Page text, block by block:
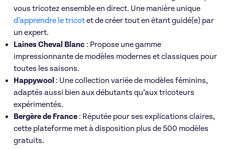
vous tricotez ensemble en direct. Une manière unique
d’apprendre le tricotet de créer tout en étant guidé(e) par
un expert.
Laines Cheval Blanc : Propose une gamme
impressionnante de modèles modernes et classiques pour
toutes les saisons.
Happywool : Une collection variée de modèles féminins,
adaptés aussi bien aux débutants qu’aux tricoteurs
expérimentés.
Bergère de France : Réputée pour ses explications claires,
cette plateforme met à disposition plus de 500 modèles
gratuits.